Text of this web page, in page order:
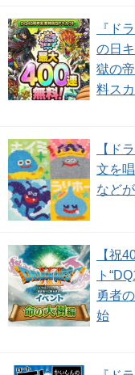
『ド
の日
獄の
料ス
【ド
文を
など
【祝
ト
勇者
始